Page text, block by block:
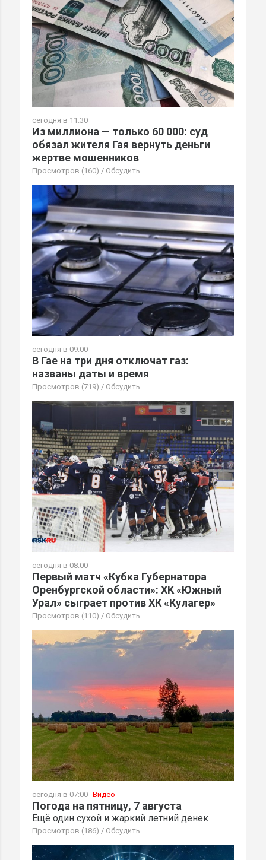
сегодня в 11:30
Из миллиона — только 60 000: суд
обязал жителя Гая вернуть деньги
жертве мошенников
Просмотров (160) / Обсудить
сегодня в 09:00
В Гае на три дня отключат газ:
названы даты и время
Просмотров (719) / Обсудить
сегодня в 08:00
Первый матч «Кубка Губернатора
Оренбургской области»: ХК «Южный
Урал» сыграет против ХК «Кулагер»
Просмотров (110) / Обсудить
сегодня в 07:00 Видео
Погода на пятницу, 7 августа
Ещё один сухой и жаркий летний денек
Просмотров (186) / Обсудить